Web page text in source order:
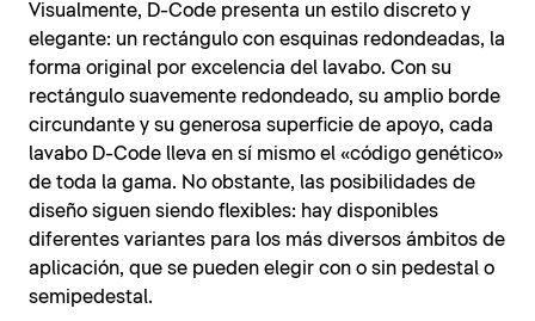
Visualmente, D-Code presenta un estilo discreto y
elegante: un rectángulo con esquinas redondeadas, la
forma original por excelencia del lavabo. Con su
rectángulo suavemente redondeado, su amplio borde
circundante y su generosa superficie de apoyo, cada
lavabo D-Code lleva en sí mismo el «código genético»
de toda la gama. No obstante, las posibilidades de
diseño siguen siendo flexibles: hay disponibles
diferentes variantes para los más diversos ámbitos de
aplicación, que se pueden elegir con o sin pedestal o
semipedestal.